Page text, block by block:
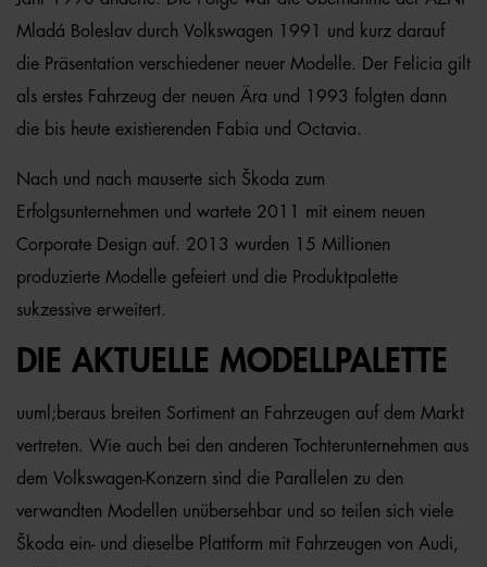
Mladá Boleslav durch Volkswagen 1991 und kurz darauf
die Präsentation verschiedener neuer Modelle. Der Felicia gilt
als erstes Fahrzeug der neuen Ära und 1993 folgten dann
die bis heute existierenden Fabia und Octavia.
Nach und nach mauserte sich Škoda zum
Erfolgsunternehmen und wartete 2011 mit einem neuen
Corporate Design auf. 2013 wurden 15 Millionen
produzierte Modelle gefeiert und die Produktpalette
sukzessive erweitert.
DIE AKTUELLE MODELLPALETTE
uuml;beraus breiten Sortiment an Fahrzeugen auf dem Markt
vertreten. Wie auch bei den anderen Tochterunternehmen aus
dem Volkswagen-Konzern sind die Parallelen zu den
verwandten Modellen unübersehbar und so teilen sich viele
Škoda ein- und dieselbe Plattform mit Fahrzeugen von Audi,